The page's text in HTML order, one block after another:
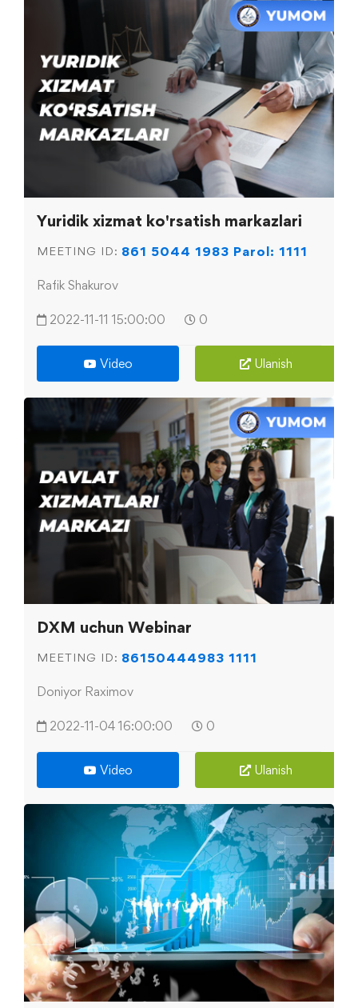
Yuridik xizmat ko'rsatish markazlari
MEETING ID: 861 5044 1983 Parol: 1111
Rafik Shakurov
2022-11-11 15:00:00 0
Video Ulanish
DXM uchun Webinar
MEETING ID: 86150444983 1111
Doniyor Raximov
2022-11-04 16:00:00 0
Video Ulanish